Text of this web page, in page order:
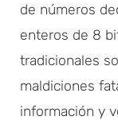
de números
enteros de 8
tradicionales
maldiciones
información y